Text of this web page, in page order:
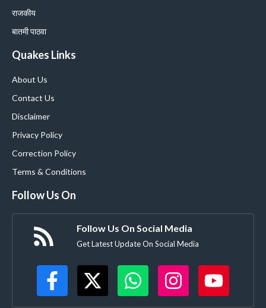
राजकीय
बातमी पाठवा
Quakes Links
About Us
Contact Us
Disclaimer
Privacy Policy
Correction Policy
Terms & Conditions
Follow Us On
Follow Us On Social Media
Get Latest Update On Social Media